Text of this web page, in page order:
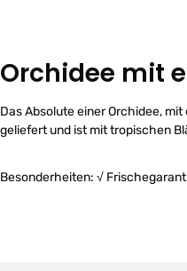
Orchidee mit
Das Absolute einer Orchidee,
geliefert und ist mit tropischen
Besonderheiten: √